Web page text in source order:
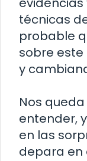
técnicas
probable
sobre
y
Nos
entender,
en las
depara en